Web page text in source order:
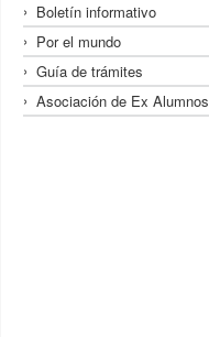
Boletín informativo
Por el mundo
Guía de trámites
Asociación de Ex Alumnos